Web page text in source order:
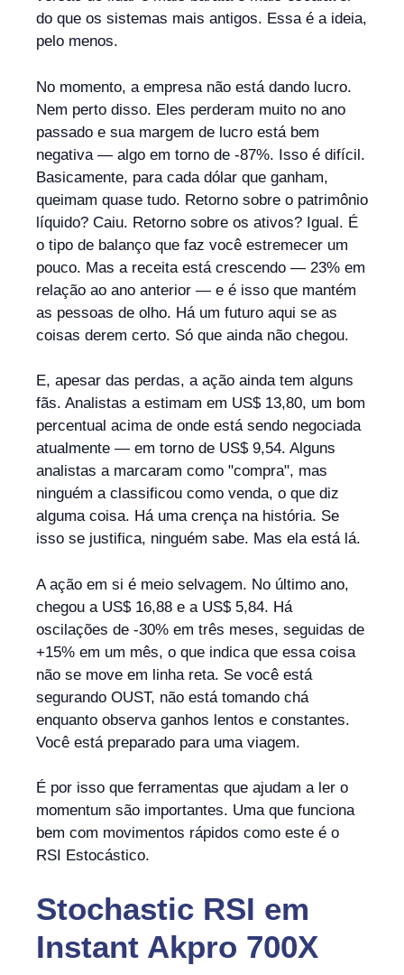
do que os sistemas mais antigos. Essa é a ideia,
pelo menos.
No momento, a empresa não está dando lucro.
Nem perto disso. Eles perderam muito no ano
passado e sua margem de lucro está bem
negativa — algo em torno de -87%. Isso é difícil.
Basicamente, para cada dólar que ganham,
queimam quase tudo. Retorno sobre o patrimônio
líquido? Caiu. Retorno sobre os ativos? Igual. É
o tipo de balanço que faz você estremecer um
pouco. Mas a receita está crescendo — 23% em
relação ao ano anterior — e é isso que mantém
as pessoas de olho. Há um futuro aqui se as
coisas derem certo. Só que ainda não chegou.
E, apesar das perdas, a ação ainda tem alguns
fãs. Analistas a estimam em US$ 13,80, um bom
percentual acima de onde está sendo negociada
atualmente — em torno de US$ 9,54. Alguns
analistas a marcaram como "compra", mas
ninguém a classificou como venda, o que diz
alguma coisa. Há uma crença na história. Se
isso se justifica, ninguém sabe. Mas ela está lá.
A ação em si é meio selvagem. No último ano,
chegou a US$ 16,88 e a US$ 5,84. Há
oscilações de -30% em três meses, seguidas de
+15% em um mês, o que indica que essa coisa
não se move em linha reta. Se você está
segurando OUST, não está tomando chá
enquanto observa ganhos lentos e constantes.
Você está preparado para uma viagem.
É por isso que ferramentas que ajudam a ler o
momentum são importantes. Uma que funciona
bem com movimentos rápidos como este é o
RSI Estocástico.
Stochastic RSI em
Instant Akpro 700X